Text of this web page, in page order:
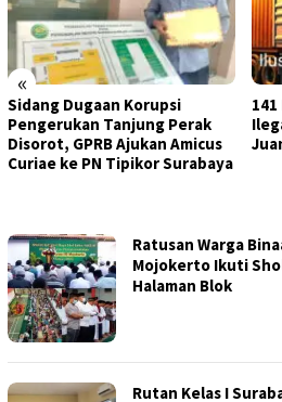
«
Sidang Dugaan Korupsi
Pengerukan Tanjung Perak
Disorot, GPRB Ajukan Amicus
Curiae ke PN Tipikor Surabaya
PANJINUSANTARARatusan Warga
Mojokerto Ikuti
Halaman Blok
Rutan Kelas I